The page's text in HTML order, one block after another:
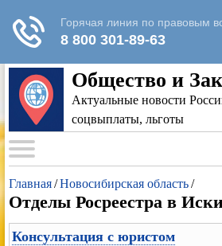
Общество и
Актуальные новости
соцвыплаты, льготы
Главная/Новосибирская область/
Отделы Росреестра в
Консультация с юристом
Для любых
reestr@cp9.ru